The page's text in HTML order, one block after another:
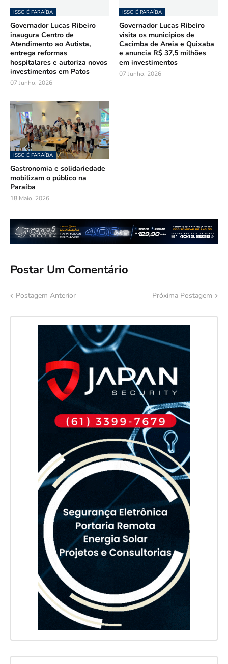
ISSO É PARAÍBA
Governador Lucas Ribeiro
inaugura Centro de
Atendimento ao Autista,
entrega reformas
hospitalares e autoriza novos
investimentos em Patos
07 Junho, 2026
ISSO É PARAÍBA
Governador Lucas Ribeiro
visita os municípios de
Cacimba de Areia e Quixaba
e anuncia R$ 37,5 milhões
em investimentos
07 Junho, 2026
ISSO É PARAÍBA
Gastronomia e solidariedade
mobilizam o público na
Paraíba
18 Maio, 2026
Postar Um Comentário
Postagem Anterior Próxima Postagem